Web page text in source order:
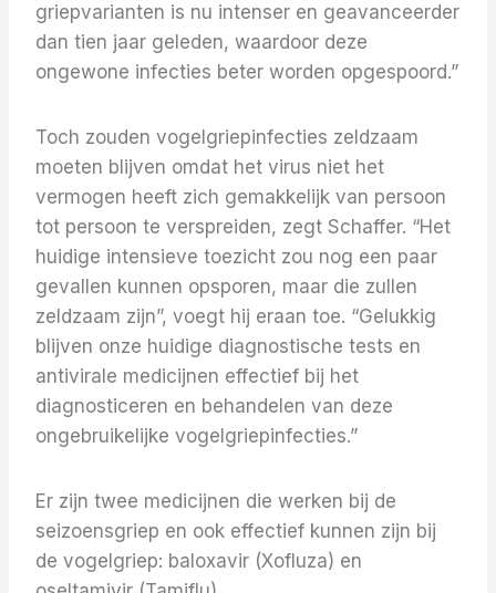
griepvarianten is nu intenser en geavanceerder
dan tien jaar geleden, waardoor deze
ongewone infecties beter worden opgespoord.”
Toch zouden vogelgriepinfecties zeldzaam
moeten blijven omdat het virus niet het
vermogen heeft zich gemakkelijk van persoon
tot persoon te verspreiden, zegt Schaffer. “Het
huidige intensieve toezicht zou nog een paar
gevallen kunnen opsporen, maar die zullen
zeldzaam zijn”, voegt hij eraan toe. “Gelukkig
blijven onze huidige diagnostische tests en
antivirale medicijnen effectief bij het
diagnosticeren en behandelen van deze
ongebruikelijke vogelgriepinfecties.”
Er zijn twee medicijnen die werken bij de
seizoensgriep en ook effectief kunnen zijn bij
de vogelgriep: baloxavir (Xofluza) en